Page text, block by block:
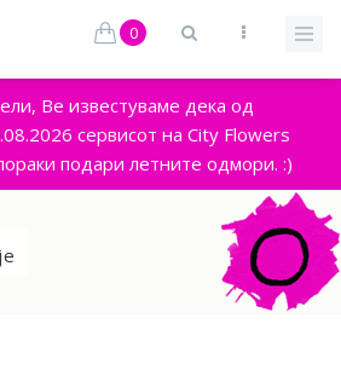
0
Ве известуваме дека од
сервисот на City Flowers
подари летните одмори. :)